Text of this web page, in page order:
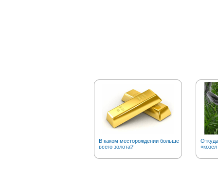
В каком месторождении больше
всего золота?